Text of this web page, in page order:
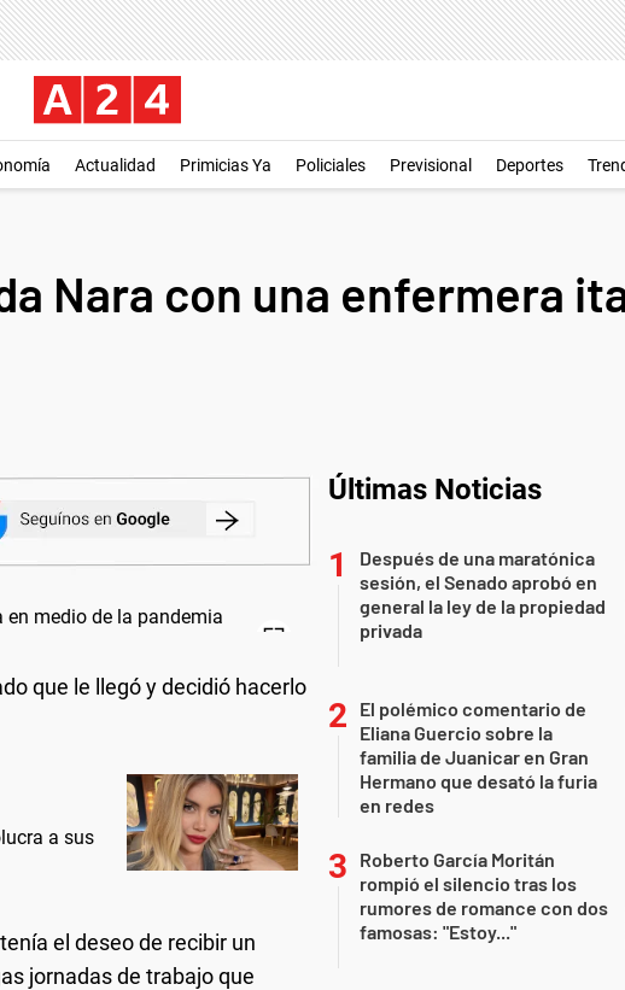
Actualidad Primicias Ya Policiales Previsional Deportes
Nara con una enfermera
que le llegó y decidió hacerlo
a sus
el deseo de recibir un
jornadas de trabajo que
Últimas Noticias
Después de una maratónica
sesión, el Senado aprobó en
general la ley de la propiedad
privada
El polémico comentario de
Eliana Guercio sobre la
familia de Juanicar en Gran
Hermano que desató la furia
en redes
Roberto García Moritán
rompió el silencio tras los
rumores de romance con dos
famosas: "Estoy..."